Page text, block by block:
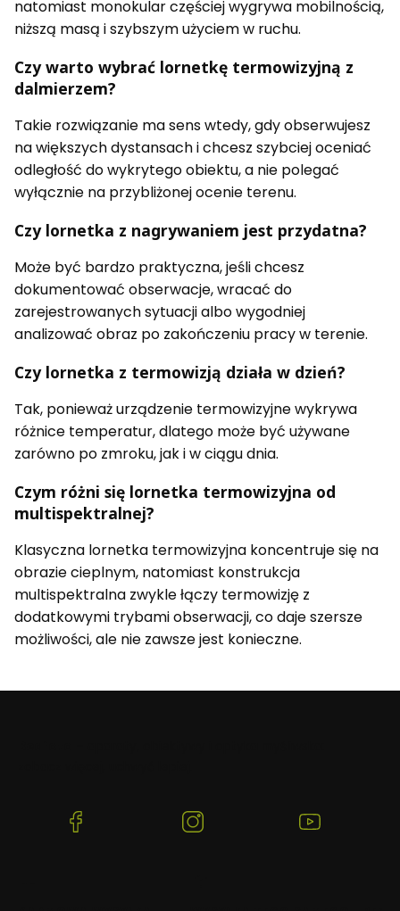
natomiast monokular częściej wygrywa mobilnością,
niższą masą i szybszym użyciem w ruchu.
Czy warto wybrać lornetkę termowizyjną z
dalmierzem?
Takie rozwiązanie ma sens wtedy, gdy obserwujesz
na większych dystansach i chcesz szybciej oceniać
odległość do wykrytego obiektu, a nie polegać
wyłącznie na przybliżonej ocenie terenu.
Czy lornetka z nagrywaniem jest przydatna?
Może być bardzo praktyczna, jeśli chcesz
dokumentować obserwacje, wracać do
zarejestrowanych sytuacji albo wygodniej
analizować obraz po zakończeniu pracy w terenie.
Czy lornetka z termowizją działa w dzień?
Tak, ponieważ urządzenie termowizyjne wykrywa
różnice temperatur, dlatego może być używane
zarówno po zmroku, jak i w ciągu dnia.
Czym różni się lornetka termowizyjna od
multispektralnej?
Klasyczna lornetka termowizyjna koncentruje się na
obrazie cieplnym, natomiast konstrukcja
multispektralna zwykle łączy termowizję z
dodatkowymi trybami obserwacji, co daje szersze
możliwości, ale nie zawsze jest konieczne.
(Otwiera
(Otwiera